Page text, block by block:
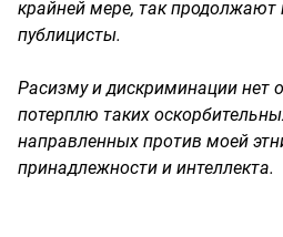
крайней мере, так продолжают
публицисты.
Расизму и дискриминации нет
потерплю таких
направленных против моей
принадлежности и интеллекта.